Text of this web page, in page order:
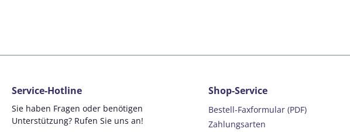
Service-Hotline
Sie haben Fragen oder benötigen
Unterstützung? Rufen Sie uns an!
Shop-Service
Bestell-Faxformular (PDF)
Zahlungsarten